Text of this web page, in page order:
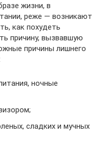
жизни, в
реже — возникают
как похудеть
причину, вызвавшую
причины лишнего
ночные
сладких и мучных